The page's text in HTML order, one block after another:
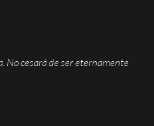
No cesará de ser eternamente